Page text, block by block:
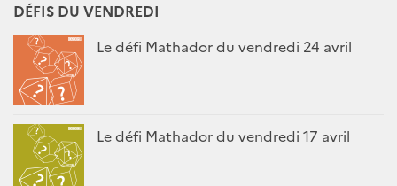
DÉFIS DU VENDREDI
Le défi Mathador du vendredi 24 avril
Le défi Mathador du vendredi 17 avril